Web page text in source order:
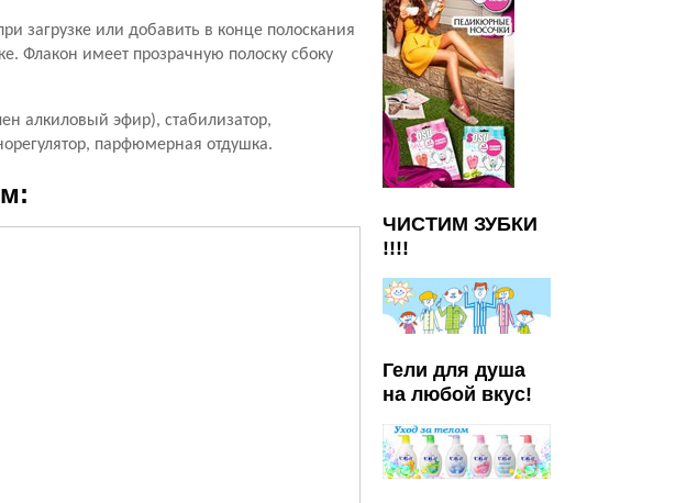
загрузке или добавить в конце полоскания
Флакон имеет прозрачную полоску сбоку
алкиловый эфир), стабилизатор,
парфюмерная отдушка.
ЧИСТИМ ЗУБКИ
!!!!
Гели для душа
на любой вкус!